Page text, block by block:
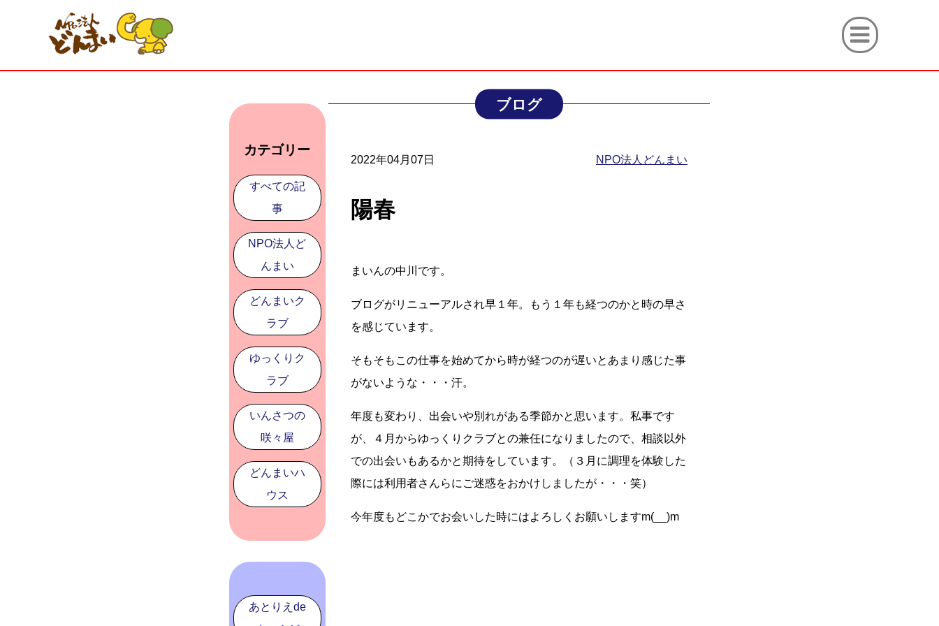
カテゴリー
すべての記
事
NPO法人ど
んまい
どんまいク
ラブ
ゆっくりク
ラブ
いんさつの
咲々屋
どんまいハ
ウス
あとりえde
ブログ
2022年04月07日 NPO法人どんまい
陽春
まいんの中川です。
ブログがリニューアルされ早１年。もう１年も経つのかと時の早さ
を感じています。
そもそもこの仕事を始めてから時が経つのが遅いとあまり感じた事
がないような・・・汗。
年度も変わり、出会いや別れがある季節かと思います。私事です
が、４月からゆっくりクラブとの兼任になりましたので、相談以外
での出会いもあるかと期待をしています。（３月に調理を体験した
際には利用者さんらにご迷惑をおかけしましたが・・・笑）
今年度もどこかでお会いした時にはよろしくお願いしますm(__)m